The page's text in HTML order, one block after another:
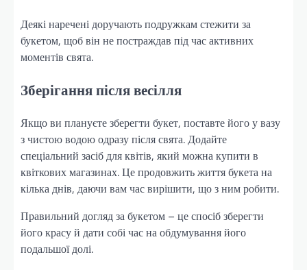
Деякі наречені доручають подружкам стежити за
букетом, щоб він не постраждав під час активних
моментів свята.
Зберігання після весілля
Якщо ви плануєте зберегти букет, поставте його у вазу
з чистою водою одразу після свята. Додайте
спеціальний засіб для квітів, який можна купити в
квіткових магазинах. Це продовжить життя букета на
кілька днів, даючи вам час вирішити, що з ним робити.
Правильний догляд за букетом – це спосіб зберегти
його красу й дати собі час на обдумування його
подальшої долі.